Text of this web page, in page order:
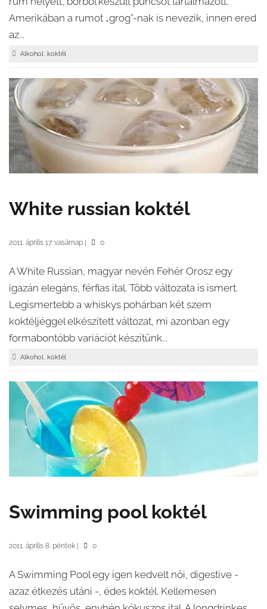
Amerikában a rumot „grog”-nak is nevezik, innen ered
az...
Alkohol, koktél
White russian koktél
2011. április 17. vasárnap 0
A White Russian, magyar nevén Fehér Orosz egy
igazán elegáns, férfias ital. Több változata is ismert.
Legismertebb a whiskys pohárban két szem
koktéljéggel elkészített változat, mi azonban egy
formabontóbb variációt készítünk...
Alkohol, koktél
Swimming pool koktél
2011. április 8. péntek 0
A Swimming Pool egy igen kedvelt női, digestive -
azaz étkezés utáni -, édes koktél. Kellemesen